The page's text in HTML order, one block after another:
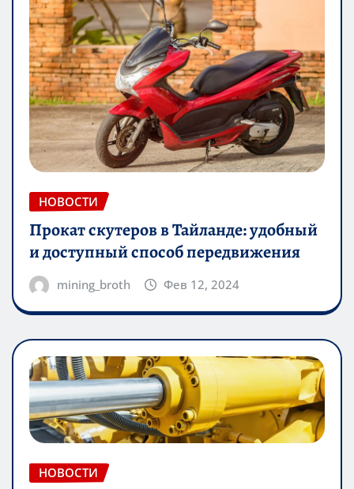
НОВОСТИ
Прокат скутеров в Тайланде: удобный
и доступный способ передвижения
mining_broth Фев 12, 2024
НОВОСТИ